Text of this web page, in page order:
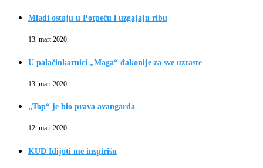
Mladi ostaju u Potpeću i uzgajaju ribu
13. mart 2020.
U palačinkarnici „Maga“ đakonije za sve uzraste
13. mart 2020.
„Top“ je bio prava avangarda
12. mart 2020.
KUD Idijoti me inspirišu